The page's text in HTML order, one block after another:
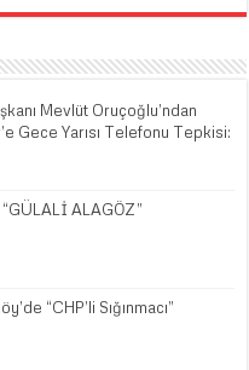
Mevlüt Oruçoğlu’ndan
Gece Yarısı Telefonu Tepkisi:
“GÜLALİ ALAGÖZ”
“CHP’li Sığınmacı”